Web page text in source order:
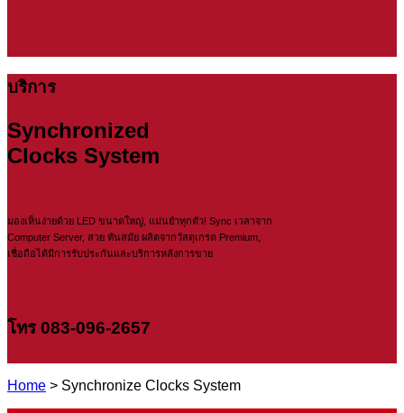
บริการ
Synchronized
Clocks System
มองเห็นง่ายด้วย LED ขนาดใหญ่, แม่นยำทุกตัว! Sync เวลาจาก
Computer Server, สวย ทันสมัย ผลิตจากวัสดุเกรด Premium,
เชื่อถือได้มีการรับประกันและบริการหลังการขาย
โทร 083-096-2657
Home > Synchronize Clocks System